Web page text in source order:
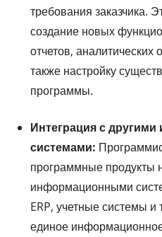
требования заказчика.
создание новых
отчетов, аналитических
также настройку
программы.
Интеграция с
системами:
программные продукты
информационными
ERP, учетные системы и
единое